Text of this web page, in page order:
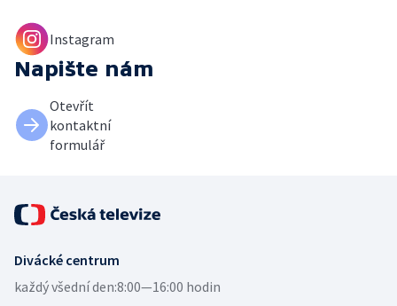
Instagram
Napište nám
Otevřít
kontaktní
formulář
Divácké centrum
každý všední den:8:00—16:00 hodin